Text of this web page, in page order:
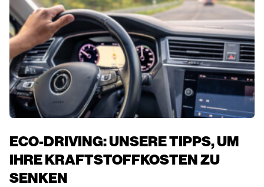
ECO-DRIVING: UNSERE TIPPS, UM
IHRE KRAFTSTOFFKOSTEN ZU
SENKEN